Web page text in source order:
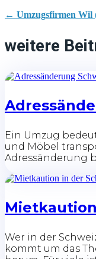
← Umzugsfirmen Wil
weitere
Ein Umzug
und Möbel
Adressänderung
Wer in der
kommt um das